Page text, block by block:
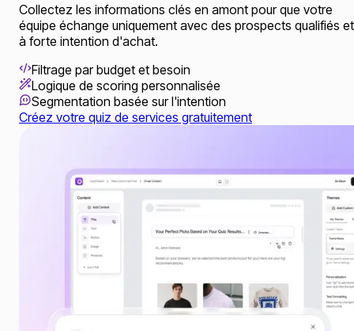
Collectez les informations clés en amont pour que votre
équipe échange uniquement avec des prospects qualifiés et
à forte intention d'achat.
Filtrage par budget et besoin
Logique de scoring personnalisée
Segmentation basée sur l'intention
Créez votre quiz de services gratuitement